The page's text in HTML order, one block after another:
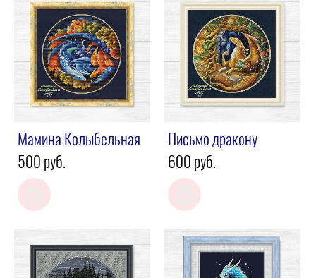
Мамина Колыбельная
500 pуб.
Письмо дракону
600 pуб.